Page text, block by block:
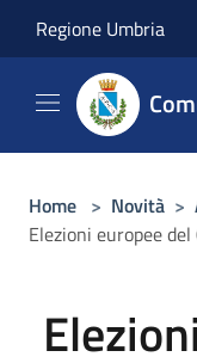
Regione Umbria
Home > Novità >
Elezioni europee